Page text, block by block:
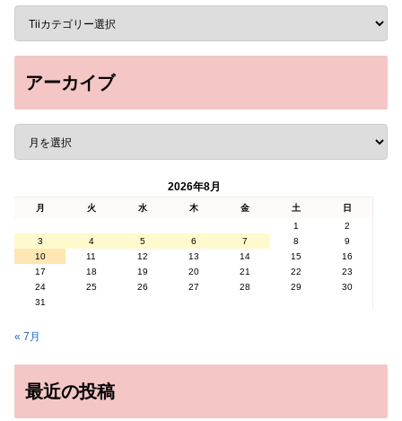
アーカイブ
2026年8月
月 火 水 木 金 土
日
1
2
3
4 5 6 7 8
9
10
11 12 13 14 15
16
17
18 19 20 21 22
23
24
25 26 27 28 29
30
31
« 7月
最近の投稿